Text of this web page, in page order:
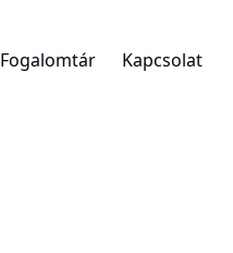
Fogalomtár Kapcsolat